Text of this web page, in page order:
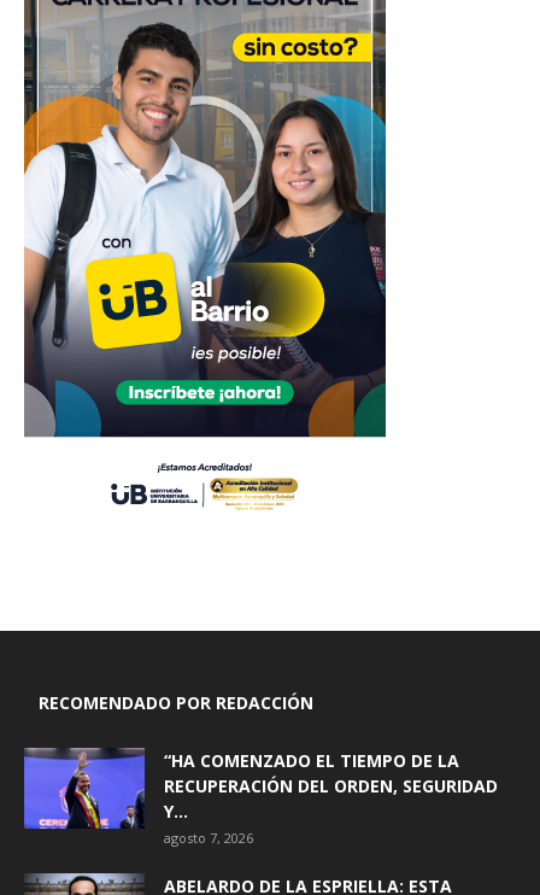
RECOMENDADO POR REDACCIÓN
“HA COMENZADO EL TIEMPO DE LA
RECUPERACIÓN DEL ORDEN, SEGURIDAD
Y...
agosto 7, 2026
ABELARDO DE LA ESPRIELLA: ESTA